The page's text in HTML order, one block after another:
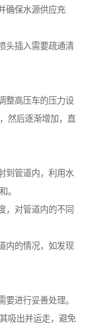
确保水源供应充
头插入需要疏通清
整高压车的压力设
然后逐渐增加，直
到管道内，利用水
。
，对管道内的不同
内的情况，如发现
进行妥善处理。
吸出并运走，避免